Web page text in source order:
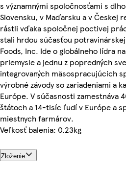
s významnými spoločnosťami s
Slovensku, v Maďarsku a v Českej
rástli vďaka spoločnej poctivej
stali hrdou súčasťou
Foods, Inc. Ide o globálneho lídra
priemysle a jednu z popredných
integrovaných mäsospracujúcich
výrobné závody so zariadeniami a
Európe. V súčasnosti zamestnáva
štátoch a 14-tisíc ľudí v Európe a
miestnych farmárov.
Veľkosť balenia: 0.23kg
Zloženie